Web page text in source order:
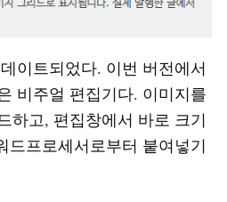
이트되었다. 이번 버전에서
비주얼 편집기다. 이미지를
하고, 편집창에서 바로 크기
드프로세서로부터 붙여넣기